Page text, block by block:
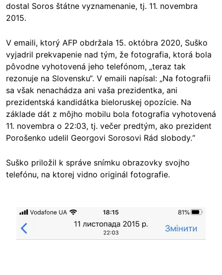
dostal Soros štátne vyznamenanie, tj. 11. novembra
2015.
V emaili, ktorý AFP obdržala 15. októbra 2020, Suško
vyjadril prekvapenie nad tým, že fotografia, ktorá bola
pôvodne vyhotovená jeho telefónom, „teraz tak
rezonuje na Slovensku“. V emaili napísal: „Na fotografii
sa však nenachádza ani vaša prezidentka, ani
prezidentská kandidátka bieloruskej opozície. Na
základe dát z môjho mobilu bola fotografia vyhotovená
11. novembra o 22:03, tj. večer predtým, ako prezident
Porošenko udelil Georgovi Sorosovi Rád slobody.“
Suško priložil k správe snímku obrazovky svojho
telefónu, na ktorej vidno originál fotografie.
Image